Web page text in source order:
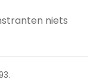
niets